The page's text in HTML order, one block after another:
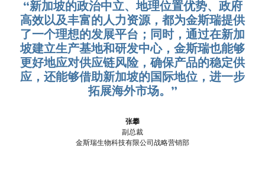
“新加坡的政治中立、地理位置优势、政府
高效以及丰富的人力资源，都为金斯瑞提供
了一个理想的发展平台；同时，通过在新加
坡建立生产基地和研发中心，金斯瑞也能够
更好地应对供应链风险，确保产品的稳定供
应，还能够借助新加坡的国际地位，进一步
拓展海外市场。”
张攀
副总裁
金斯瑞生物科技有限公司战略营销部